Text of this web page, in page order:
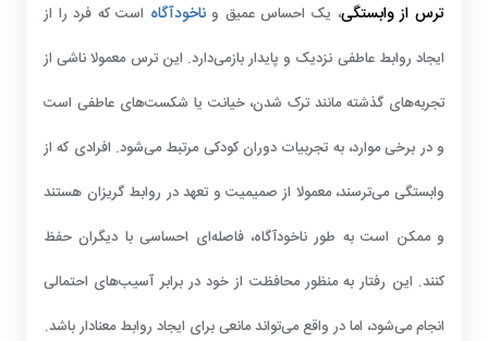
ترس از وابستگی، یک احساس عمیق وناخودآگاه است که فرد را از
ایجاد روابط عاطفی نزدیک و پایدار بازمی‌دارد. این ترس معمولا ناشی از
تجربه‌های گذشته مانند ترک شدن، خیانت یا شکست‌های عاطفی است
و در برخی موارد، به تجربیات دوران کودکی مرتبط می‌شود. افرادی که از
وابستگی می‌ترسند، معمولا از صمیمیت و تعهد در روابط گریزان هستند
و ممکن است به طور ناخودآگاه، فاصله‌ای احساسی با دیگران حفظ
کنند. این رفتار به منظور محافظت از خود در برابر آسیب‌های احتمالی
انجام می‌شود، اما در واقع می‌تواند مانعی برای ایجاد روابط معنادار باشد.